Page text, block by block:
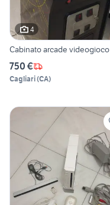
4
Cabinato arcade videogioco
750 €
Cagliari(CA)